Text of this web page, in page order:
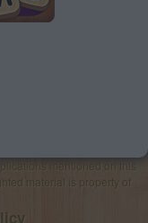
mentioned on this
material is property of